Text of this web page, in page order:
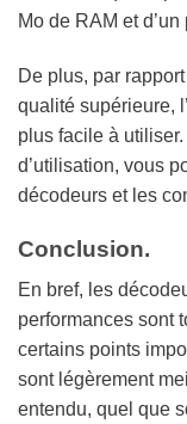
Mo de RAM et
De plus, par
qualité supérieure,
plus facile à
d’utilisation, vous
décodeurs et les
Conclusion.
En bref, les
performances sont
certains points
sont légèrement
entendu, quel que